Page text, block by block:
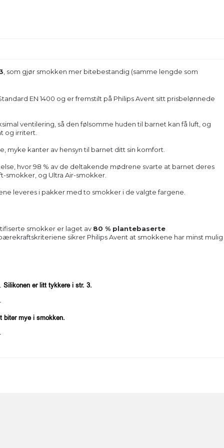
, som gjør smokken mer bitebestandig (samme lengde som
EN 1400 og er fremstilt på Philips Avent sitt prisbelønnede
ventilering, så den følsomme huden til barnet kan få luft, og
og irritert.
myke kanter av hensyn til barnet ditt sin komfort.
hvor 98 % av de deltakende mødrene svarte at barnet deres
smokker, og Ultra Air-smokker.
leveres i pakker med to smokker i de valgte fargene.
smokker er laget av 80 % plantebaserte
sikrer Philips Avent at smokkene har minst mulig
Silikonen er litt tykkere i str. 3.
biter mye i smokken.